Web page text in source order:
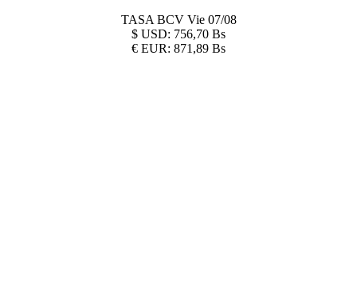
TASA BCV Vie 07/08
$ USD: 756,70 Bs
€ EUR: 871,89 Bs